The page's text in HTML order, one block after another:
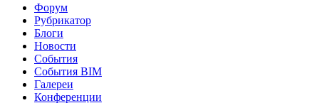
Форум
Рубрикатор
Блоги
Новости
События
События BIM
Галереи
Конференции